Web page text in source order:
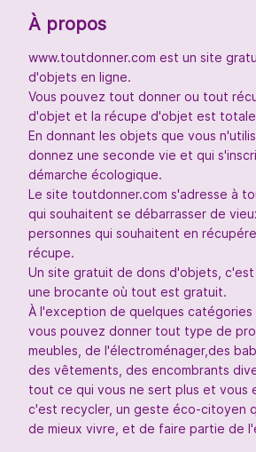
À propos
www.toutdonner.com est un site
d'objets en ligne.
Vous pouvez tout donner ou tout
d'objet et la récupe d'objet est
En donnant les objets que vous
donnez une seconde vie et qui
démarche écologique.
Le site toutdonner.com s'adresse à
qui souhaitent se débarrasser de
personnes qui souhaitent en
récupe.
Un site gratuit de dons d'objets, c'est
une brocante où tout est gratuit.
À l'exception de quelques catégories
vous pouvez donner tout type de
meubles, de l'électroménager,des
des vêtements, des encombrants
tout ce qui vous ne sert plus et vous
c'est recycler, un geste éco-citoyen
de mieux vivre, et de faire partie de